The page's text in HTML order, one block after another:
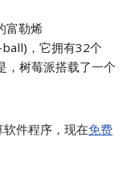
富勒烯
，它拥有32个
，树莓派搭载了一个
件程序，现在免费